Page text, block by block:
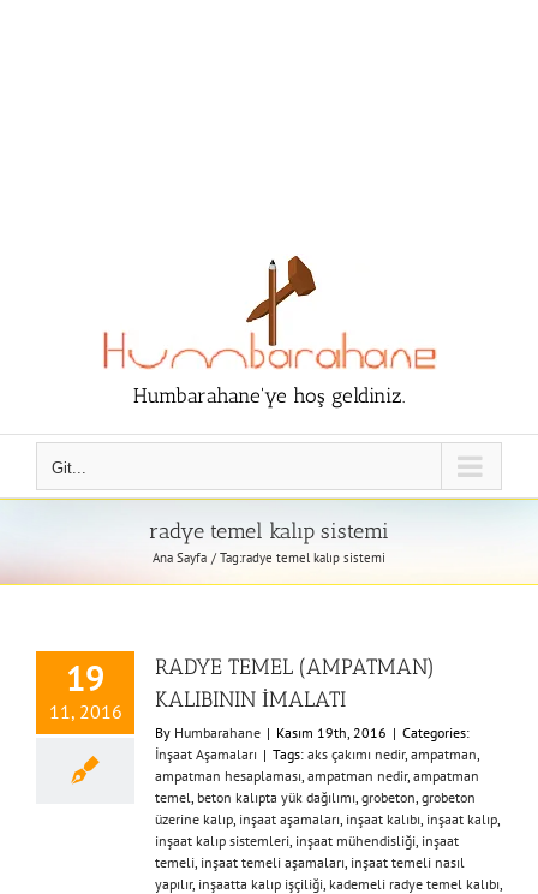
Humbarahane'ye hoş geldiniz.
Git...
radye temel kalıp sistemi
Ana Sayfa Tag:radye temel kalıp sistemi
19
11, 2016
RADYE TEMEL (AMPATMAN)
KALIBININ İMALATI
By Humbarahane | Kasım 19th, 2016 | Categories:
İnşaat Aşamaları | Tags: aks çakımı nedir, ampatman,
ampatman hesaplaması, ampatman nedir, ampatman
temel, beton kalıpta yük dağılımı, grobeton, grobeton
üzerine kalıp, inşaat aşamaları, inşaat kalıbı, inşaat kalıp,
inşaat kalıp sistemleri, inşaat mühendisliği, inşaat
temeli, inşaat temeli aşamaları, inşaat temeli nasıl
yapılır, inşaatta kalıp işçiliği, kademeli radye temel kalıbı,